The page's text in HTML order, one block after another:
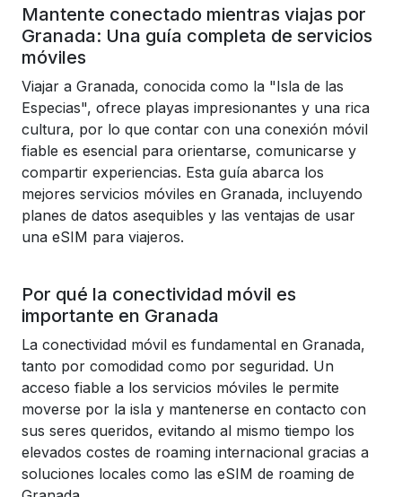
Mantente conectado mientras viajas por
Granada: Una guía completa de servicios
móviles
Viajar a Granada, conocida como la "Isla de las
Especias", ofrece playas impresionantes y una rica
cultura, por lo que contar con una conexión móvil
fiable es esencial para orientarse, comunicarse y
compartir experiencias. Esta guía abarca los
mejores servicios móviles en Granada, incluyendo
planes de datos asequibles y las ventajas de usar
una eSIM para viajeros.
Por qué la conectividad móvil es
importante en Granada
La conectividad móvil es fundamental en Granada,
tanto por comodidad como por seguridad. Un
acceso fiable a los servicios móviles le permite
moverse por la isla y mantenerse en contacto con
sus seres queridos, evitando al mismo tiempo los
elevados costes de roaming internacional gracias a
soluciones locales como las eSIM de roaming de